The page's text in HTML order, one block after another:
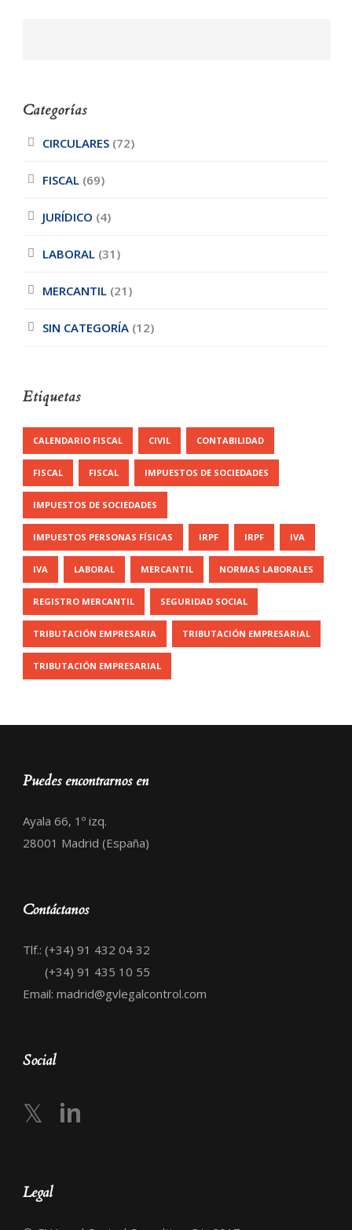
Categorías
CIRCULARES (72)
FISCAL (69)
JURÍDICO (4)
LABORAL (31)
MERCANTIL (21)
SIN CATEGORÍA (12)
Etiquetas
CALENDARIO FISCAL CIVIL CONTABILIDAD
FISCAL FISCAL IMPUESTOS DE SOCIEDADES
IMPUESTOS DE SOCIEDADES
IMPUESTOS PERSONAS FÍSICAS IRPF IRPF IVA
IVA LABORAL MERCANTIL NORMAS LABORALES
REGISTRO MERCANTIL SEGURIDAD SOCIAL
TRIBUTACIÓN EMPRESARIA TRIBUTACIÓN EMPRESARIAL
TRIBUTACIÓN EMPRESARIAL
Puedes encontrarnos en
Ayala 66, 1º izq.
28001 Madrid (España)
Contáctanos
Tlf.: (+34) 91 432 04 32
(+34) 91 435 10 55
Email: madrid@gvlegalcontrol.com
Social
𝕏 in
Legal